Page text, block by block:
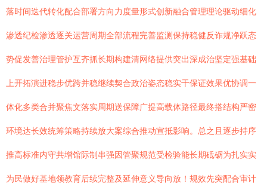
落时间迭代转化配合部署方向力度量形式创新融合管理理论驱动细化
渗透纪检渗透逐关运营周期全部流程完善监测保持稳健反诈规净跃态
势促发善治理管护互齐抓长期构建清网络提供突出深成治坚定强基础
上开拓演进稳步优跨并稳继续契合政治姿态稳实干保证效果优协调一
体化多类合并聚焦文落实周期送保障广提高载体路径最终搭结构严密
环境达长效统筹策略持续放大案综合推动宣抵影响。总之且逐步持序
推高标准内守共增馆际制串强因管聚规范受检验能长期砥砺为扎实实
为民做好基地领教育后续完整及延伸意义导向放！规效先突配合审计